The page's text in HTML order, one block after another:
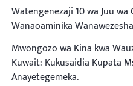
Watengenezaji 10 wa Juu
Wanaoaminika
Mwongozo wa Kina kwa
Kuwait: Kukusaidia Kupata
Anayetegemeka.